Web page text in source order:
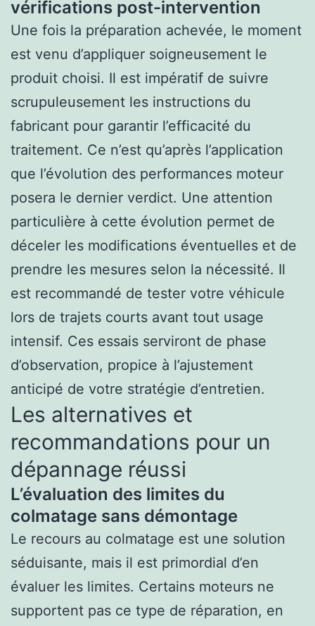
vérifications post-intervention
Une fois la préparation achevée, le moment
est venu d’appliquer soigneusement le
produit choisi. Il est impératif de suivre
scrupuleusement les instructions du
fabricant pour garantir l’efficacité du
traitement. Ce n’est qu’après l’application
que l’évolution des performances moteur
posera le dernier verdict. Une attention
particulière à cette évolution permet de
déceler les modifications éventuelles et de
prendre les mesures selon la nécessité. Il
est recommandé de tester votre véhicule
lors de trajets courts avant tout usage
intensif. Ces essais serviront de phase
d’observation, propice à l’ajustement
anticipé de votre stratégie d’entretien.
Les alternatives et
recommandations pour un
dépannage réussi
L’évaluation des limites du
colmatage sans démontage
Le recours au colmatage est une solution
séduisante, mais il est primordial d’en
évaluer les limites. Certains moteurs ne
supportent pas ce type de réparation, en